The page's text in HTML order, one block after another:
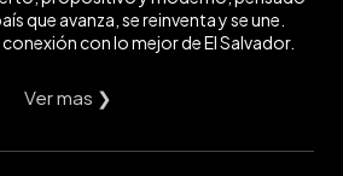
que avanza, se reinventa y se une.
con lo mejor de El Salvador.
Ver mas ❯